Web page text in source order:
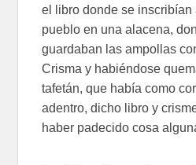
el libro donde se inscribían
pueblo en una alacena,
guardaban las ampollas
Crisma y habiéndose
tafetán, que había como
adentro, dicho libro y
haber padecido cosa